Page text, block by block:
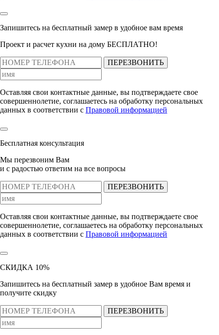
Запишитесь на бесплатный замер в удобное вам время
Проект и расчет кухни на дому БЕСПЛАТНО!
ПЕРЕЗВОНИТЬ
Оставляя свои контактные данные, вы подтверждаете свое
совершеннолетие, соглашаетесь на обработку персональных
данных в соответствии с Правовой информацией
Бесплатная консультация
Мы перезвоним Вам
и с радостью ответим на все вопросы
ПЕРЕЗВОНИТЬ
Оставляя свои контактные данные, вы подтверждаете свое
совершеннолетие, соглашаетесь на обработку персональных
данных в соответствии с Правовой информацией
СКИДКА 10%
Запишитесь на бесплатный замер в удобное Вам время и
получите скидку
ПЕРЕЗВОНИТЬ